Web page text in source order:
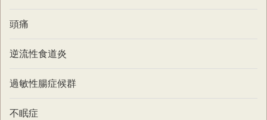
頭痛
逆流性食道炎
過敏性腸症候群
不眠症